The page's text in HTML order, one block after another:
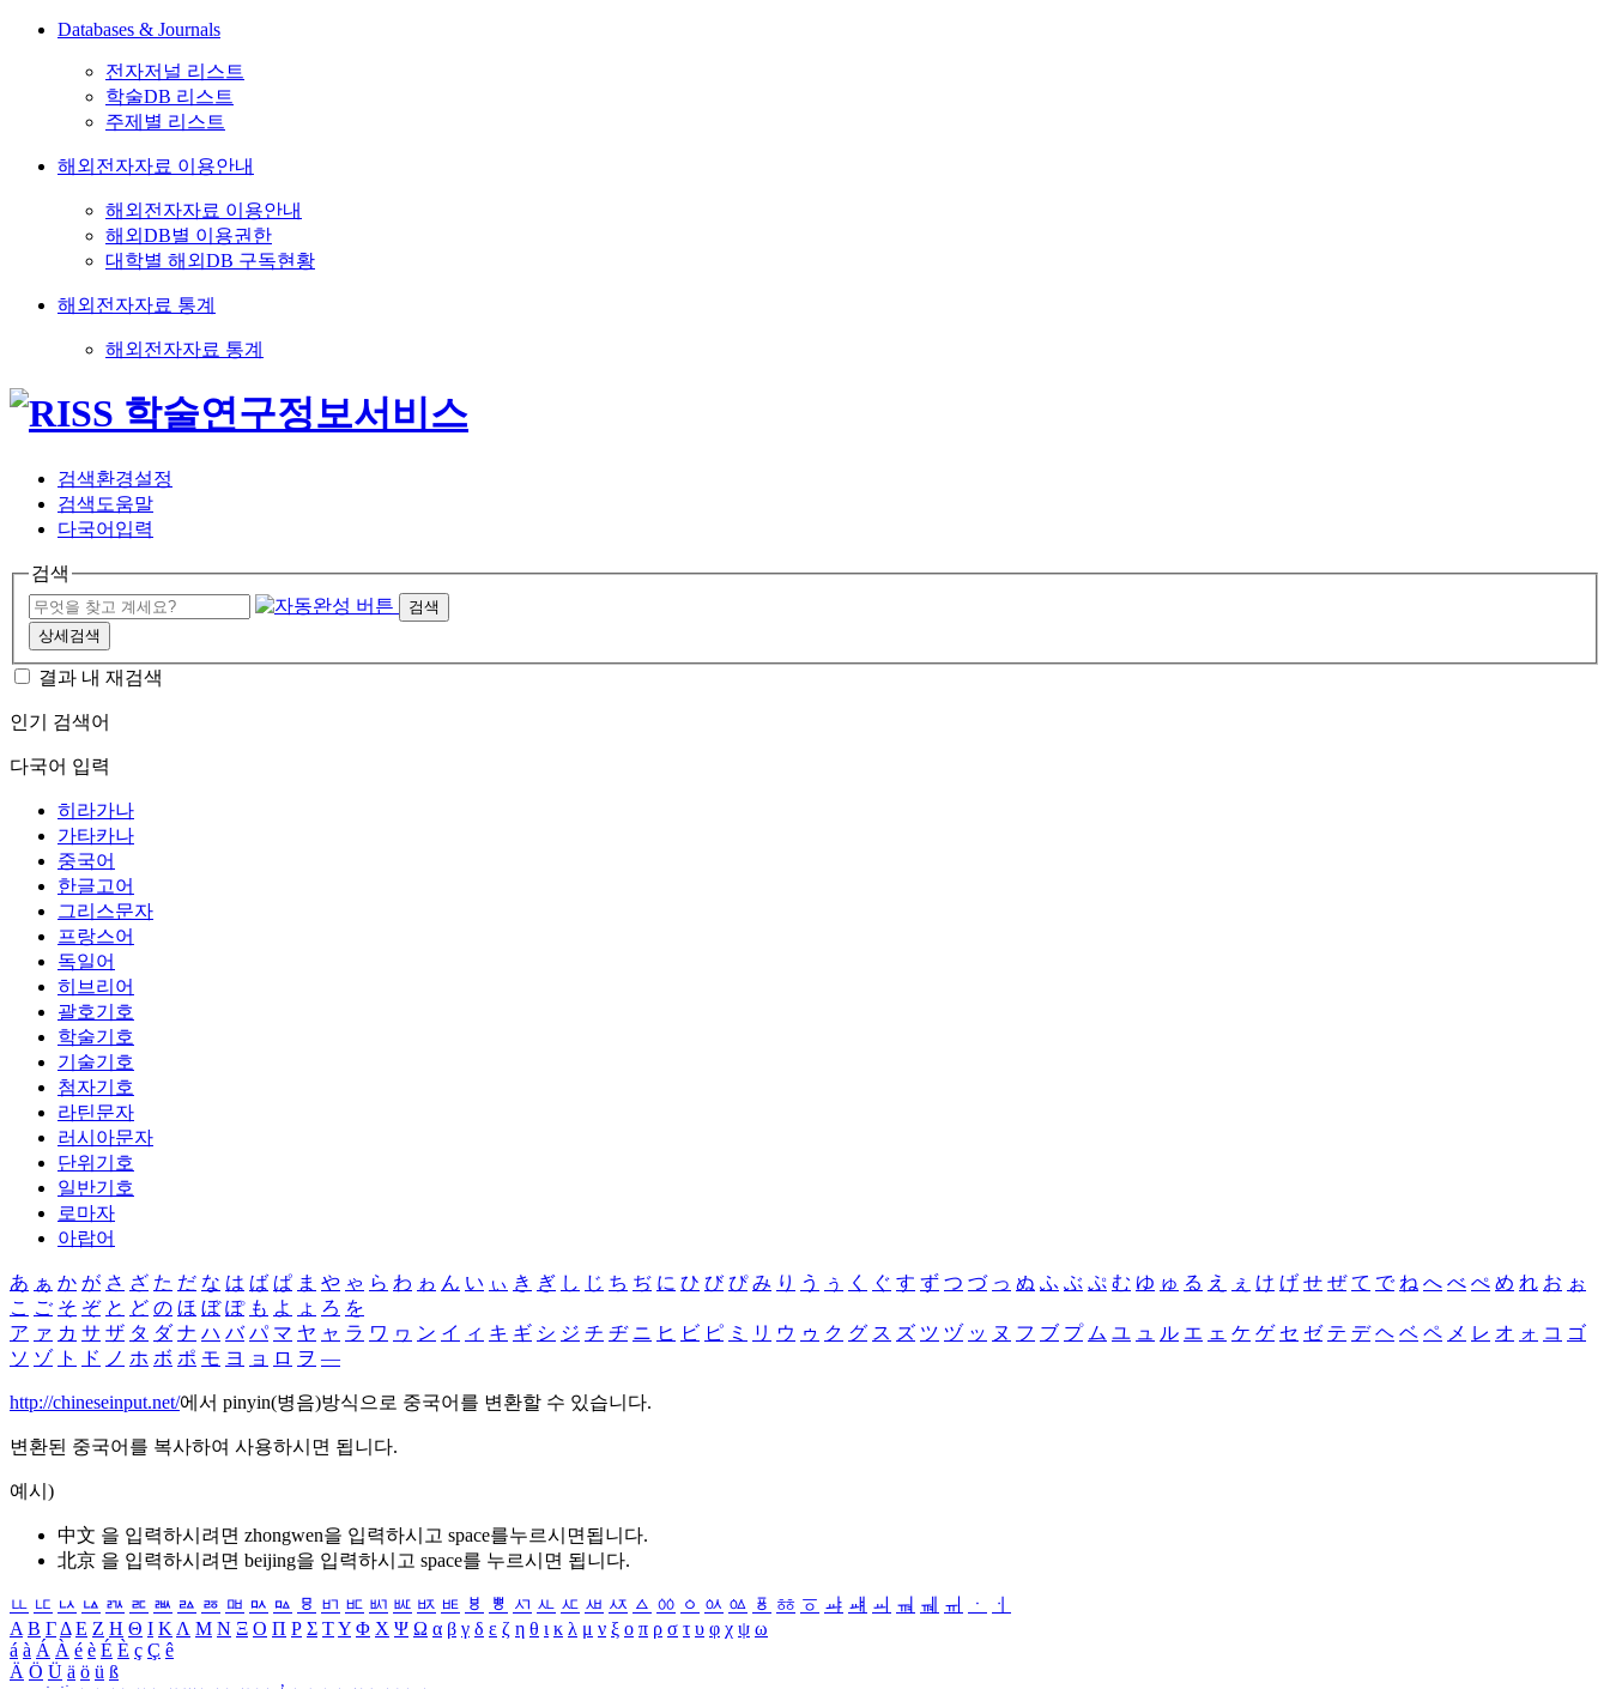
Databases & Journals
전자저널 리스트
학술DB 리스트
주제별 리스트
해외전자자료 이용안내
해외전자자료 이용안내
해외DB별 이용권한
대학별 해외DB 구독현황
해외전자자료 통계
해외전자자료 통계
검색환경설정
검색도움말
다국어입력
검색
검색
상세검색
결과 내 재검색
인기 검색어
다국어 입력
히라가나
가타카나
중국어
한글고어
그리스문자
프랑스어
독일어
히브리어
괄호기호
학술기호
기술기호
첨자기호
라틴문자
러시아문자
단위기호
일반기호
로마자
아랍어
あ ぁ か が さ ざ た だ な は ば ぱ ま や ゃ ら わ ゎ ん い ぃ き ぎ し じ ち ぢ に ひ び ぴ み り う ぅ く ぐ す ず つ づ っ ぬ ふ ぶ ぷ む ゆ ゅ る え ぇ け げ せ ぜ て で ね へ べ ぺ め れ お ぉ
こ ご そ ぞ と ど の ほ ぼ ぽ も よ ょ ろ を
ア ァ カ サ ザ タ ダ ナ ハ バ パ マ ヤ ャ ラ ワ ヮ ン イ ィ キ ギ シ ジ チ ヂ ニ ヒ ビ ピ ミ リ ウ ゥ ク グ ス ズ ツ ヅ ッ ヌ フ ブ プ ム ユ ュ ル エ ェ ケ ゲ セ ゼ テ デ ヘ ベ ペ メ レ オ ォ コ ゴ
ソ ゾ ト ド ノ ホ ボ ポ モ ヨ ョ ロ ヲ ―
http://chineseinput.net/에서 pinyin(병음)방식으로 중국어를 변환할 수 있습니다.
변환된 중국어를 복사하여 사용하시면 됩니다.
예시)
中文 을 입력하시려면 zhongwen을 입력하시고 space를누르시면됩니다.
北京 을 입력하시려면 beijing을 입력하시고 space를 누르시면 됩니다.
ㅥ ㅦ ㅧ ㅨ ㅩ ㅪ ㅫ ㅬ ㅭ ㅮ ㅯ ㅰ ㅱ ㅲ ㅳ ㅴ ㅵ ㅶ ㅷ ㅸ ㅹ ㅺ ㅻ ㅼ ㅽ ㅾ ㅿ ㆀ ㆁ ㆂ ㆃ ㆄ ㆅ ㆆ ㆇ ㆈ ㆉ ㆊ ㆋ ㆌ ㆍ
ㆎ
Α Β ΓΔ Ε Ζ Η Θ Ι ΚΛ Μ Ν Ξ Ο Π Ρ Σ ΤΥ Φ Χ Ψ Ω α β γ δ ε ζ η θ ι κ λ μ ν ξ ο π ρ σ τ υ φ χ ψ ω
á à Á À é è É È ç Ç ê
Ä Ö Ü ä ö ü ß